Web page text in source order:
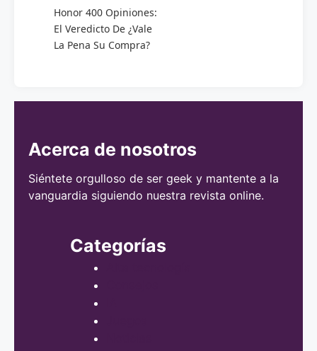
Honor 400 Opiniones:
El Veredicto De ¿Vale
La Pena Su Compra?
Acerca de nosotros
Siéntete orgulloso de ser geek y mantente a la
vanguardia siguiendo nuestra revista online.
Categorías